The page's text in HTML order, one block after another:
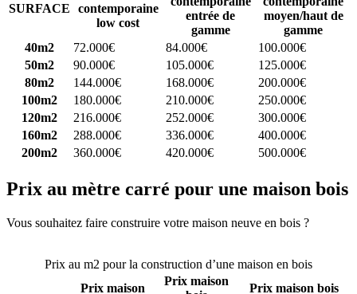
SURFACE
contemporaine
low cost
entrée de
gamme
moyen/haut de
gamme
40m2
72.000€ 84.000€
100.000€
50m2
90.000€ 105.000€
125.000€
80m2
144.000€ 168.000€
200.000€
100m2
180.000€ 210.000€
250.000€
120m2
216.000€ 252.000€
300.000€
160m2
288.000€ 336.000€
400.000€
200m2
360.000€ 420.000€ 500.000€
Prix au mètre carré pour une maison bois
Vous souhaitez faire construire votre maison neuve en bois ?
Prix au m2 pour la construction d’une maison en bois
Prix maison
Prix maison
Prix maison bois